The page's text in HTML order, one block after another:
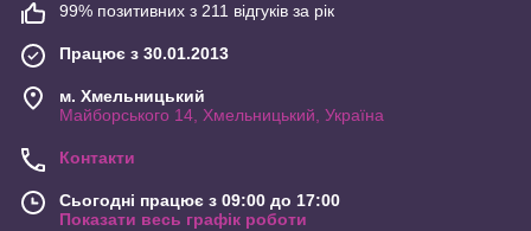
99% позитивних з 211 відгуків за рік
Працює з 30.01.2013
м. Хмельницький
Майборського 14, Хмельницький, Україна
Контакти
Сьогодні працює з 09:00 до 17:00
Показати весь графік роботи